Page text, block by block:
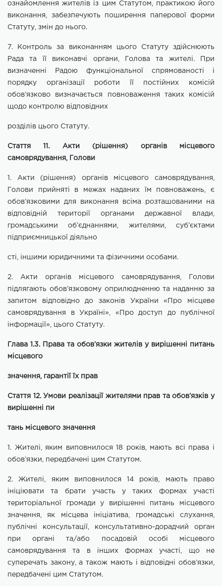
ознайомлення жителів із цим Статутом, практикою його
виконання, забезпечують поширення паперової форми
Статуту, змін до нього.
7. Контроль за виконанням цього Статуту здійснюють
Рада та її виконавчі органи, Голова та жителі. При
визначенні Радою функціональної
спрямованості і
порядку організації роботи її постійних комісій
обов’язково визначається повноваження таких комісій
щодо контролю відповідних
розділів цього Статуту.
Стаття 11. Акти (рішення) органів місцевого
самоврядування, Голови
1. Акти (рішення) органів місцевого самоврядування,
Голови прийняті
в межах наданих їм повноважень, є
обов’язковими для виконання всіма
розташованими на
відповідній території органами державної влади,
громадськими об’єднаннями, жителями, суб’єктами
підприємницької діяльно
сті, іншими юридичними та фізичними особами.
2. Акти органів місцевого самоврядування, Голови
підлягають обов’язковому оприлюдненню та наданню за
запитом відповідно до законів України «Про місцеве
самоврядування в Україні», «Про доступ до публічної
інформації», цього Статуту.
Глава 1.3. Права та обов’язки жителів у вирішенні питань
місцевого
значення, гарантії їх прав
Стаття 12. Умови реалізації жителями прав та обов’язків у
вирішенні пи
тань місцевого значення
1. Жителі, яким виповнилося 18 років, мають всі права і
обов’язки, передбачені цим Статутом.
2. Жителі, яким виповнилося 14 років, мають право
ініціювати та брати
участь у таких формах участі
територіальної громади у вирішенні питань
місцевого
значення, як місцева ініціатива, громадські слухання,
публічні
консультації, консультативно-дорадчий орган
при органі та/або посадовій
особі місцевого
самоврядування та в інших формах участі, що не
суперечать закону, а також мають і відповідні обов’язки,
передбачені цим Статутом.